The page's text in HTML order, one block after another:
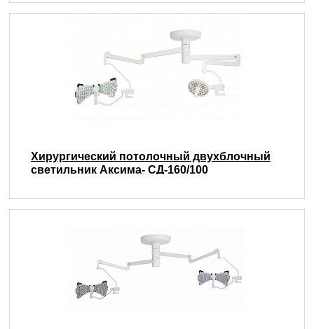
Хирургический потолочный двухблочный
светильник Аксима- СД-160/100